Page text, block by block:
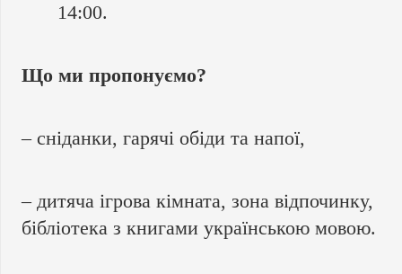
14:00.
Що ми пропонуємо?
– сніданки, гарячі обіди та напої,
– дитяча ігрова кімната, зона відпочинку,
бібліотека з книгами українською мовою.